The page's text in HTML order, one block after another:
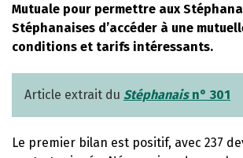
Mutuale pour permettre aux
Stéphanaises d’accéder à une
conditions et tarifs intéressants.
Article extrait du Stéphanais n° 301
Le premier bilan est positif, avec 237